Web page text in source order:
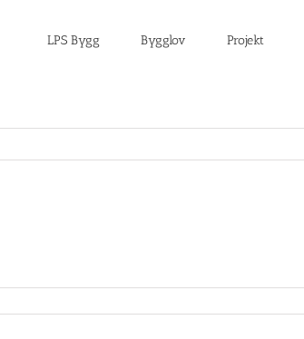
LPS Bygg Bygglov Projekt